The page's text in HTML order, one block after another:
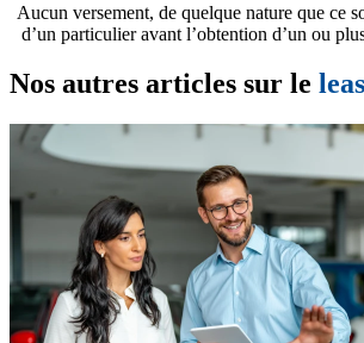
Aucun versement, de quelque nature que ce
d’un particulier avant l’obtention d’un ou
Nos autres articles sur le